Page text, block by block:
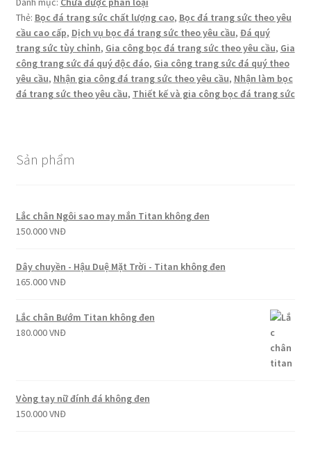
Thẻ: Bọc đá trang sức chất lượng cao, Bọc đá trang sức theo yêu
cầu cao cấp, Dịch vụ bọc đá trang sức theo yêu cầu, Đá quý
trang sức tùy chỉnh, Gia công bọc đá trang sức theo yêu cầu, Gia
công trang sức đá quý độc đáo, Gia công trang sức đá quý theo
yêu cầu, Nhận gia công đá trang sức theo yêu cầu, Nhận làm bọc
đá trang sức theo yêu cầu, Thiết kế và gia công bọc đá trang sức
Sản phẩm
Lắc chân Ngôi sao may mắn Titan không đen
150.000VNĐ
Dây chuyền - Hậu Duệ Mặt Trời - Titan không đen
165.000VNĐ
Lắc chân Bướm Titan không đen
180.000VNĐ
Vòng tay nữ đính đá không đen
150.000VNĐ